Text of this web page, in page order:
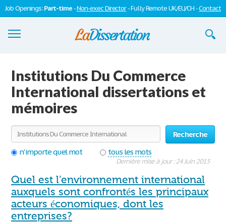
Job Openings:Part-time -Non-exec Director- Fully Remote UK/EU/CH -Contact
S'inscrire
Se connecter
Contactez-nous
Institutions Du Commerce
International dissertations et
mémoires
Recherche
n'importe quel mot
tous les mots
Dernière mise à jour : 24 Juin 2015
Quel est l’environnement international
auxquels sont confrontés les principaux
acteurs économiques, dont les
entreprises?